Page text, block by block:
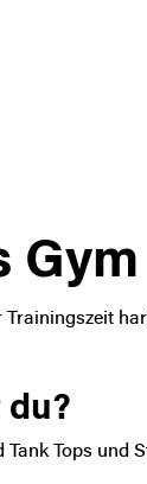
Gym
du?
Tank Tops und